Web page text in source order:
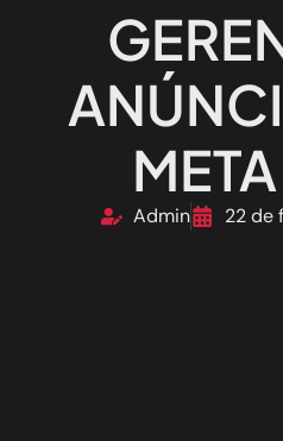
Admin 22 de